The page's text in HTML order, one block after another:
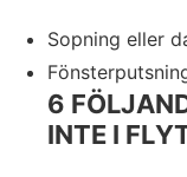
Sopning eller
6
INTE I